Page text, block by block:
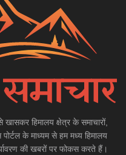
हिमालय क्षेत्र के समाचारों,
पोर्टल के माध्यम से हम मध्य हिमालय
की खबरों पर फोकस करते हैं।